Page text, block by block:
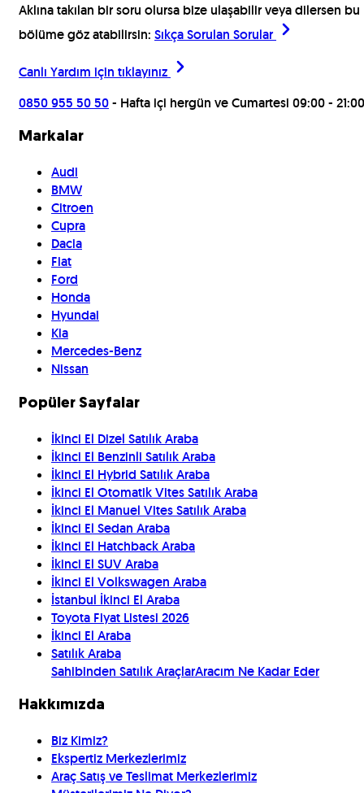
Aklına takılan bir soru olursa bize ulaşabilir veya dilersen bu
bölüme göz atabilirsin: Sıkça Sorulan Sorular
Canlı Yardım için tıklayınız
0850 955 50 50- Hafta içi hergün ve Cumartesi 09:00 - 21:00
Markalar
Audi
BMW
Citroen
Cupra
Dacia
Fiat
Ford
Honda
Hyundai
Kia
Mercedes-Benz
Nissan
Popüler Sayfalar
İkinci El Dizel Satılık Araba
İkinci El Benzinli Satılık Araba
İkinci El Hybrid Satılık Araba
İkinci El Otomatik Vites Satılık Araba
İkinci El Manuel Vites Satılık Araba
İkinci El Sedan Araba
İkinci El Hatchback Araba
İkinci El SUV Araba
İkinci El Volkswagen Araba
İstanbul İkinci El Araba
Toyota Fiyat Listesi 2026
İkinci El Araba
Satılık Araba
Sahibinden Satılık AraçlarAracım Ne Kadar Eder
Hakkımızda
Biz Kimiz?
Ekspertiz Merkezlerimiz
Araç Satış ve Teslimat Merkezlerimiz